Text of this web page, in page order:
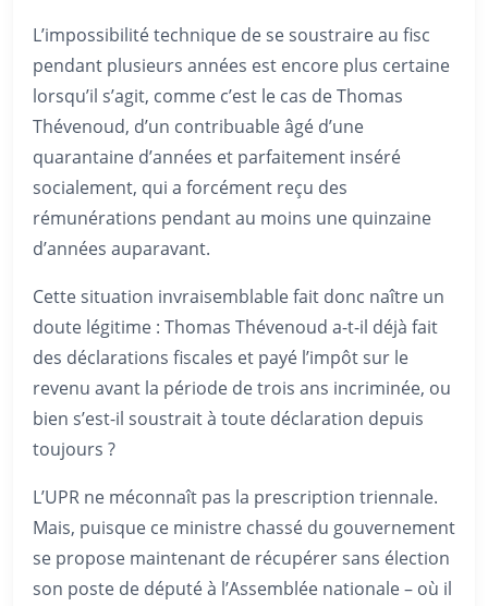
L’impossibilité technique de se soustraire au fisc
pendant plusieurs années est encore plus certaine
lorsqu’il s’agit, comme c’est le cas de Thomas
Thévenoud, d’un contribuable âgé d’une
quarantaine d’années et parfaitement inséré
socialement, qui a forcément reçu des
rémunérations pendant au moins une quinzaine
d’années auparavant.
Cette situation invraisemblable fait donc naître un
doute légitime : Thomas Thévenoud a-t-il déjà fait
des déclarations fiscales et payé l’impôt sur le
revenu avant la période de trois ans incriminée, ou
bien s’est-il soustrait à toute déclaration depuis
toujours ?
L’UPR ne méconnaît pas la prescription triennale.
Mais, puisque ce ministre chassé du gouvernement
se propose maintenant de récupérer sans élection
son poste de député à l’Assemblée nationale – où il